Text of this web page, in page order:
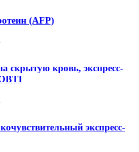
(AFP)
скрытую кровь, экспресс-
экспресс-